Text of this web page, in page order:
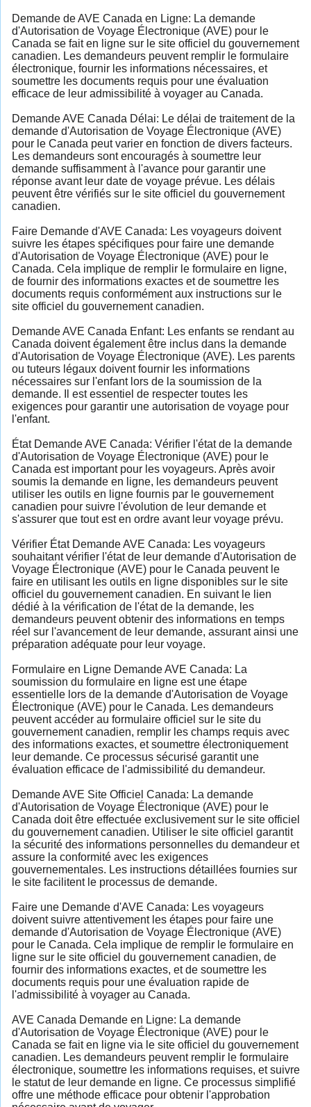
Demande de AVE Canada en Ligne: La demande
d'Autorisation de Voyage Électronique (AVE) pour le
Canada se fait en ligne sur le site officiel du gouvernement
canadien. Les demandeurs peuvent remplir le formulaire
électronique, fournir les informations nécessaires, et
soumettre les documents requis pour une évaluation
efficace de leur admissibilité à voyager au Canada.
Demande AVE Canada Délai: Le délai de traitement de la
demande d'Autorisation de Voyage Électronique (AVE)
pour le Canada peut varier en fonction de divers facteurs.
Les demandeurs sont encouragés à soumettre leur
demande suffisamment à l'avance pour garantir une
réponse avant leur date de voyage prévue. Les délais
peuvent être vérifiés sur le site officiel du gouvernement
canadien.
Faire Demande d'AVE Canada: Les voyageurs doivent
suivre les étapes spécifiques pour faire une demande
d'Autorisation de Voyage Électronique (AVE) pour le
Canada. Cela implique de remplir le formulaire en ligne,
de fournir des informations exactes et de soumettre les
documents requis conformément aux instructions sur le
site officiel du gouvernement canadien.
Demande AVE Canada Enfant: Les enfants se rendant au
Canada doivent également être inclus dans la demande
d'Autorisation de Voyage Électronique (AVE). Les parents
ou tuteurs légaux doivent fournir les informations
nécessaires sur l'enfant lors de la soumission de la
demande. Il est essentiel de respecter toutes les
exigences pour garantir une autorisation de voyage pour
l'enfant.
État Demande AVE Canada: Vérifier l'état de la demande
d'Autorisation de Voyage Électronique (AVE) pour le
Canada est important pour les voyageurs. Après avoir
soumis la demande en ligne, les demandeurs peuvent
utiliser les outils en ligne fournis par le gouvernement
canadien pour suivre l'évolution de leur demande et
s'assurer que tout est en ordre avant leur voyage prévu.
Vérifier État Demande AVE Canada: Les voyageurs
souhaitant vérifier l'état de leur demande d'Autorisation de
Voyage Électronique (AVE) pour le Canada peuvent le
faire en utilisant les outils en ligne disponibles sur le site
officiel du gouvernement canadien. En suivant le lien
dédié à la vérification de l'état de la demande, les
demandeurs peuvent obtenir des informations en temps
réel sur l'avancement de leur demande, assurant ainsi une
préparation adéquate pour leur voyage.
Formulaire en Ligne Demande AVE Canada: La
soumission du formulaire en ligne est une étape
essentielle lors de la demande d'Autorisation de Voyage
Électronique (AVE) pour le Canada. Les demandeurs
peuvent accéder au formulaire officiel sur le site du
gouvernement canadien, remplir les champs requis avec
des informations exactes, et soumettre électroniquement
leur demande. Ce processus sécurisé garantit une
évaluation efficace de l'admissibilité du demandeur.
Demande AVE Site Officiel Canada: La demande
d'Autorisation de Voyage Électronique (AVE) pour le
Canada doit être effectuée exclusivement sur le site officiel
du gouvernement canadien. Utiliser le site officiel garantit
la sécurité des informations personnelles du demandeur et
assure la conformité avec les exigences
gouvernementales. Les instructions détaillées fournies sur
le site facilitent le processus de demande.
Faire une Demande d'AVE Canada: Les voyageurs
doivent suivre attentivement les étapes pour faire une
demande d'Autorisation de Voyage Électronique (AVE)
pour le Canada. Cela implique de remplir le formulaire en
ligne sur le site officiel du gouvernement canadien, de
fournir des informations exactes, et de soumettre les
documents requis pour une évaluation rapide de
l'admissibilité à voyager au Canada.
AVE Canada Demande en Ligne: La demande
d'Autorisation de Voyage Électronique (AVE) pour le
Canada se fait en ligne via le site officiel du gouvernement
canadien. Les demandeurs peuvent remplir le formulaire
électronique, soumettre les informations requises, et suivre
le statut de leur demande en ligne. Ce processus simplifié
offre une méthode efficace pour obtenir l'approbation